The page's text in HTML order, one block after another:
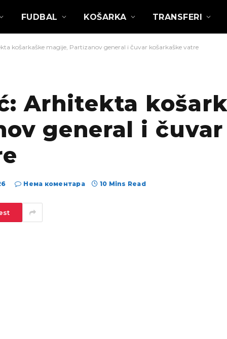
FUDBAL KOŠARKA TRANSFERI
košarkaške magije, Partizanov general i čuvar košarkaške vatre
Arhitekta
general i čuvar
Нема коментара 10 Mins Read